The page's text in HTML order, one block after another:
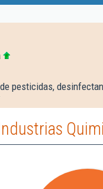
pesticidas,